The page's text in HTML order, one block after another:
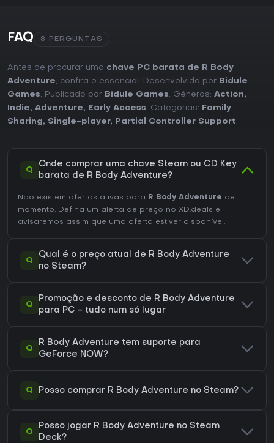
FAQ 8 PERGUNTAS
Antes de procurar uma chave PC barata de R Body
Adventure, confira o essencial. Desenvolvido por Bidule
Games. Publicado por Bidule Games. Géneros: Action,
Indie, Adventure, Early Access. Categorias:
Family
Sharing, Single-player, Partial Controller Support.
Q
Onde comprar uma chave Steam ou CD Key
barata de R Body Adventure?
Não existem ofertas ativas para R Body Adventure de
momento. Defina um alerta de preço no XD.deals e
avisaremos assim que uma oferta estiver disponível.
Q
Qual é o preço atual de R Body Adventure
no Steam?
Q
Promoção e desconto de R Body Adventure
para PC - tudo num só lugar
Q
R Body Adventure tem suporte para
GeForce NOW?
Q Posso comprar R Body Adventure no Steam?
Q
Posso jogar R Body Adventure no Steam
Deck?